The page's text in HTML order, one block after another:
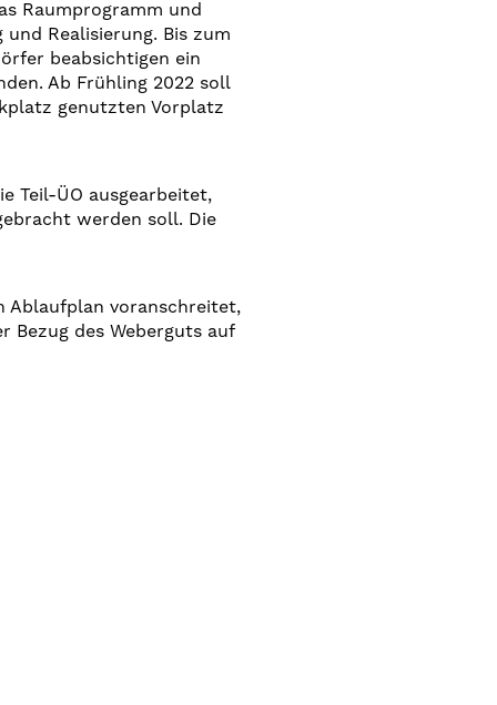
Raumprogramm und
Realisierung. Bis zum
beabsichtigen ein
Ab Frühling 2022 soll
genutzten Vorplatz
Teil-ÜO ausgearbeitet,
werden soll. Die
Ablaufplan voranschreitet,
des Weberguts auf